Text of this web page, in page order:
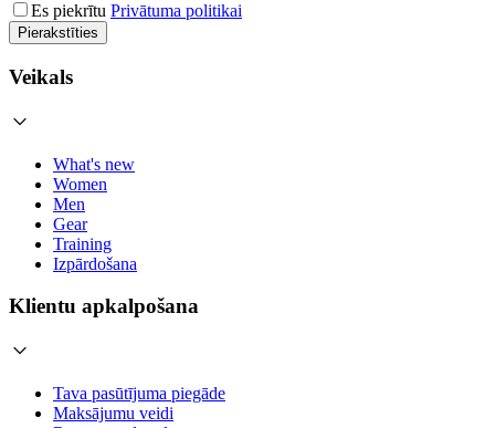
Es piekrītu Privātuma politikai
Pierakstīties
Veikals
What's new
Women
Men
Gear
Training
Izpārdošana
Klientu apkalpošana
Tava pasūtījuma piegāde
Maksājumu veidi